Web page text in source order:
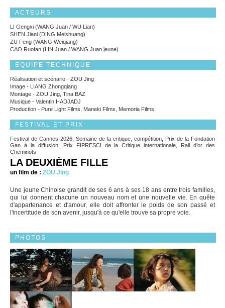
ACTEURS
LI Gengxi (WANG Juan / WU Lian)
SHEN Jiani (DING Meishuang)
ZU Feng (WANG Weiqiang)
CAO Ruofan (LIN Juan / WANG Juan jeune)
EQUIPE TECHNIQUE
Réalisation et scénario - ZOU Jing
Image - LIANG Zhongqiang
Montage - ZOU Jing, Tina BAZ
Musique - Valentin HADJADJ
Production - Pure Light Films, Maneki Films, Memoria Films
FESTIVAL ET PRIX
Festival de Cannes 2026, Semaine de la critique, compétition, Prix de la Fondation
Gan à la diffusion, Prix FIPRESCI de la Critique internationale, Rail d’or des
Cheminots
LA DEUXIÈME FILLE
un film de : ZOU Jing
Une jeune Chinoise grandit de ses 6 ans à ses 18 ans entre trois familles,
qui lui donnent chacune un nouveau nom et une nouvelle vie. En quête
d'appartenance et d'amour, elle doit affronter le poids de son passé et
l'incertitude de son avenir, jusqu'à ce qu'elle trouve sa propre voie.
PHOTOS